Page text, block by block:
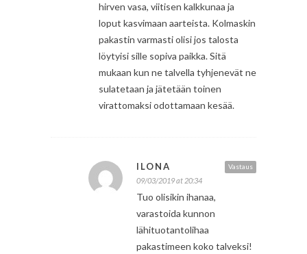
hirven vasa, viitisen kalkkunaa ja
loput kasvimaan aarteista. Kolmaskin
pakastin varmasti olisi jos talosta
löytyisi sille sopiva paikka. Sitä
mukaan kun ne talvella tyhjenevät ne
sulatetaan ja jätetään toinen
virattomaksi odottamaan kesää.
Vastaus
ILONA
09/03/2019 at 20:34
Tuo olisikin ihanaa,
varastoida kunnon
lähituotantolihaa
pakastimeen koko talveksi!